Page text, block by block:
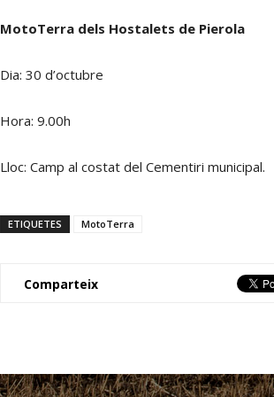
MotoTerra dels Hostalets de Pierola
Dia: 30 d’octubre
Hora: 9.00h
Lloc: Camp al costat del Cementiri municipal.
ETIQUETES MotoTerra
Comparteix